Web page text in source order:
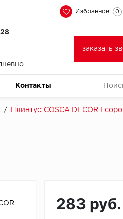
Избранное: 0
заказать
Контакты
/ Плинтус COSCA DECOR
283